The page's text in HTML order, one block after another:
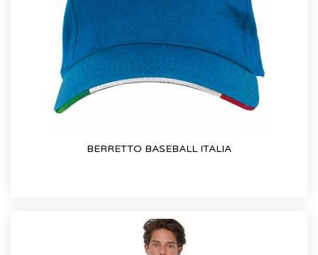
BERRETTO BASEBALL ITALIA